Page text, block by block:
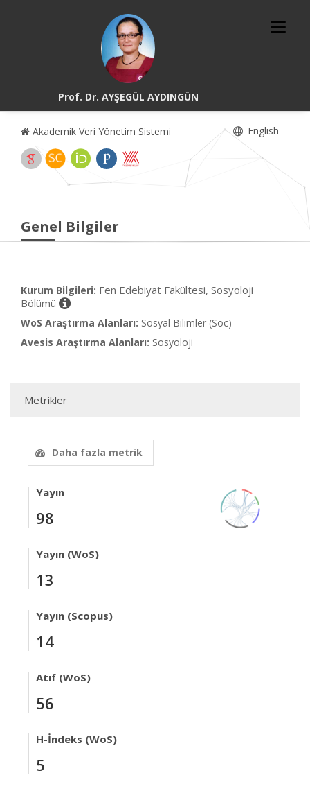
Prof. Dr. AYŞEGÜL AYDINGÜN
Akademik Veri Yönetim Sistemi English
Genel Bilgiler
Kurum Bilgileri: Fen Edebiyat Fakültesi, Sosyoloji
Bölümü
WoS Araştırma Alanları: Sosyal Bilimler (Soc)
Avesis Araştırma Alanları: Sosyoloji
Metrikler
Daha fazla metrik
Yayın
98
Yayın (WoS)
13
Yayın (Scopus)
14
Atıf (WoS)
56
H-İndeks (WoS)
5